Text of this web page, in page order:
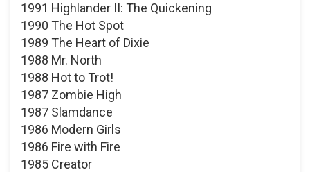
1991 Highlander II: The Quickening
1990 The Hot Spot
1989 The Heart of Dixie
1988 Mr. North
1988 Hot to Trot!
1987 Zombie High
1987 Slamdance
1986 Modern Girls
1986 Fire with Fire
1985 Creator